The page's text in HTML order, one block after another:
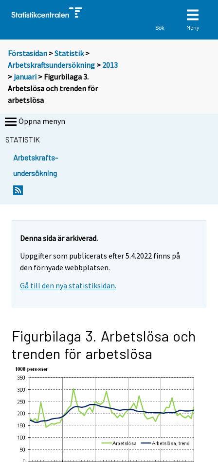
Sök Meny
Förstasidan >Statistik >
Arbetskraftsundersökning > 2013
> januari > Figurbilaga 3.
Arbetslösa och trenden för
arbetslösa
Öppna menyn
STATISTIK
Arbetskrafts-
undersökning
Denna sida är arkiverad.
Uppgifter som publicerats efter 5.4.2022 finns på
den förnyade webbplatsen.
Gå till den nya statistiksidan.
Figurbilaga 3. Arbetslösa och
trenden för arbetslösa